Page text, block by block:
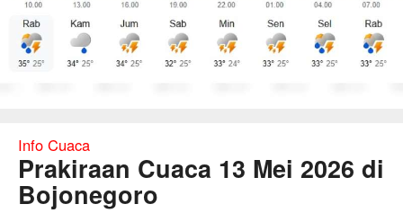
Info Cuaca
Prakiraan Cuaca 13 Mei 2026 di
Bojonegoro